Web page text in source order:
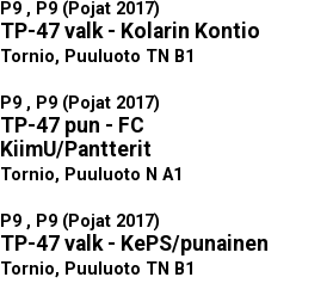
P9 , P9 (Pojat 2017)
TP-47 valk - Kolarin Kontio
Tornio, Puuluoto TN B1
P9 , P9 (Pojat 2017)
TP-47 pun - FC
KiimU/Pantterit
Tornio, Puuluoto N A1
P9 , P9 (Pojat 2017)
TP-47 valk - KePS/punainen
Tornio, Puuluoto TN B1